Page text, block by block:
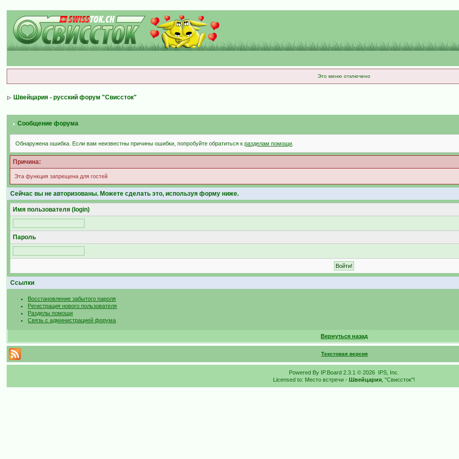
Это меню отключено
Швейцария - русский форум "Свиссток"
Сообщение форума
Обнаружена ошибка. Если вам неизвестны причины ошибки, попробуйте обратиться кразделам помощи
Причина:
Эта функция запрещена для гостей
Сейчас вы не авторизованы. Можете сделать это, используя форму ниже.
Имя пользователя (login)
Пароль
Ссылки
Восстановление забытого пароля
Регистрация нового пользователя
Разделы помощи
Связь с администрацией форума
Вернуться назад
Текстовая версия
Powered By IP.Board 2.3.1 © 2026 IPS, Inc
Licensed to: Место встречи -Швейцария , "Свиссток"!